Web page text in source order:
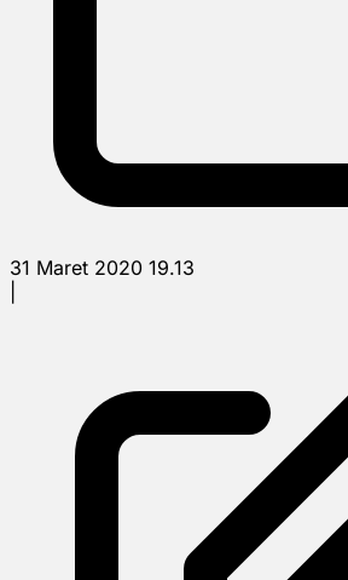
31 Maret 2020 19.13